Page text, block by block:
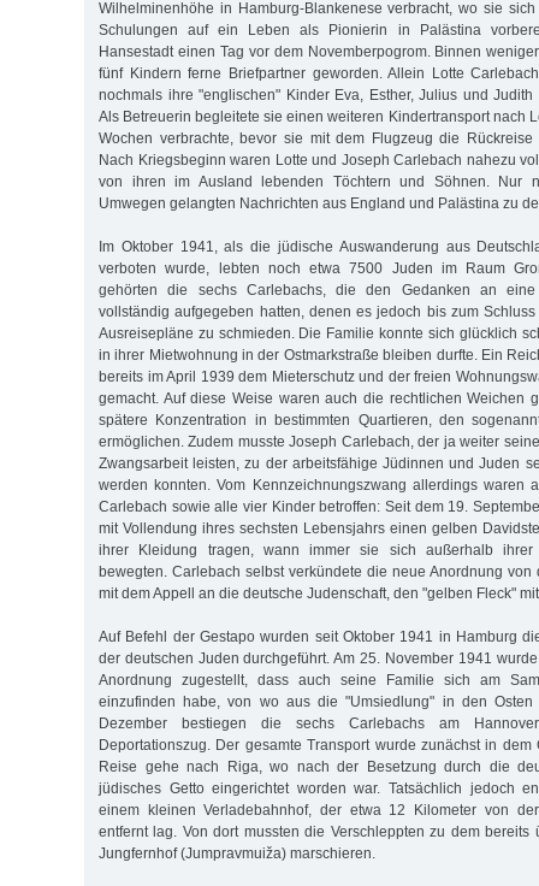
Wilhelminenhöhe in Hamburg-Blankenese verbracht, wo sie
Schulungen auf ein Leben als Pionierin in Palästina
Hansestadt einen Tag vor dem Novemberpogrom. Binnen
fünf Kindern ferne Briefpartner geworden. Allein Lotte
nochmals ihre "englischen" Kinder Eva, Esther, Julius und
Als Betreuerin begleitete sie einen weiteren Kindertransport nach
Wochen verbrachte, bevor sie mit dem Flugzeug die
Nach Kriegsbeginn waren Lotte und Joseph Carlebach nahezu
von ihren im Ausland lebenden Töchtern und Söhnen. Nur
Umwegen gelangten Nachrichten aus England und Palästina zu
Im Oktober 1941, als die jüdische Auswanderung aus
verboten wurde, lebten noch etwa 7500 Juden im Raum
gehörten die sechs Carlebachs, die den Gedanken an
vollständig aufgegeben hatten, denen es jedoch bis zum
Ausreisepläne zu schmieden. Die Familie konnte sich glücklich
in ihrer Mietwohnung in der Ostmarkstraße bleiben durfte. Ein
bereits im April 1939 dem Mieterschutz und der freien
gemacht. Auf diese Weise waren auch die rechtlichen Weichen
spätere Konzentration in bestimmten Quartieren, den
ermöglichen. Zudem musste Joseph Carlebach, der ja weiter
Zwangsarbeit leisten, zu der arbeitsfähige Jüdinnen und Juden
werden konnten. Vom Kennzeichnungszwang allerdings waren
Carlebach sowie alle vier Kinder betroffen: Seit dem 19.
mit Vollendung ihres sechsten Lebensjahrs einen gelben
ihrer Kleidung tragen, wann immer sie sich außerhalb
bewegten. Carlebach selbst verkündete die neue Anordnung von
mit dem Appell an die deutsche Judenschaft, den "gelben Fleck"
Auf Befehl der Gestapo wurden seit Oktober 1941 in Hamburg
der deutschen Juden durchgeführt. Am 25. November 1941
Anordnung zugestellt, dass auch seine Familie sich am
einzufinden habe, von wo aus die "Umsiedlung" in den
Dezember bestiegen die sechs Carlebachs am
Deportationszug. Der gesamte Transport wurde zunächst in
Reise gehe nach Riga, wo nach der Besetzung durch die
jüdisches Getto eingerichtet worden war. Tatsächlich jedoch
einem kleinen Verladebahnhof, der etwa 12 Kilometer von
entfernt lag. Von dort mussten die Verschleppten zu dem bereits
Jungfernhof (Jumpravmuiža) marschieren.